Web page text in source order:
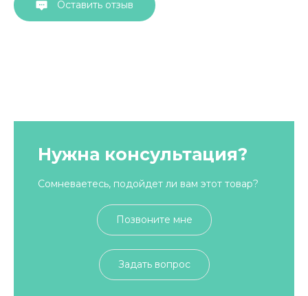
Оставить отзыв
Нужна консультация?
Сомневаетесь, подойдет ли вам этот товар?
Позвоните мне
Задать вопрос